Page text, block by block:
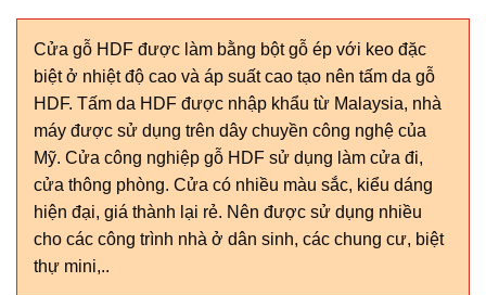
Cửa gỗ HDF được làm bằng bột gỗ ép với keo đặc
biệt ở nhiệt độ cao và áp suất cao tạo nên tấm da gỗ
HDF. Tấm da HDF được nhập khẩu từ Malaysia, nhà
máy được sử dụng trên dây chuyền công nghệ của
Mỹ. Cửa công nghiệp gỗ HDF sử dụng làm cửa đi,
cửa thông phòng. Cửa có nhiều màu sắc, kiểu dáng
hiện đại, giá thành lại rẻ. Nên được sử dụng nhiều
cho các công trình nhà ở dân sinh, các chung cư, biệt
thự mini,..